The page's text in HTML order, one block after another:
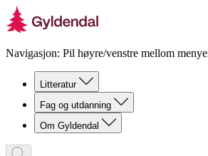
Navigasjon: Pil høyre/venstre mellom
Litteratur
Fag og utdanning
Om Gyldendal